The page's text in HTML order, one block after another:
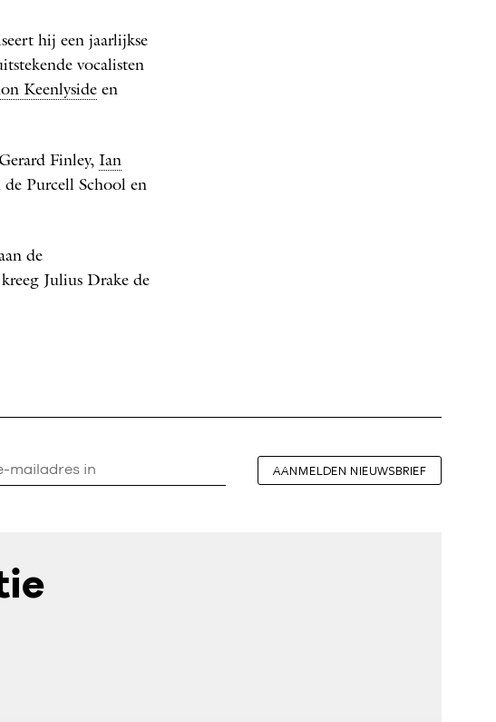
hij een jaarlijkse
vocalisten
Keenlyside en
Finley, Ian
Purcell School en
de
Julius Drake de
AANMELDEN NIEUWSBRIEF